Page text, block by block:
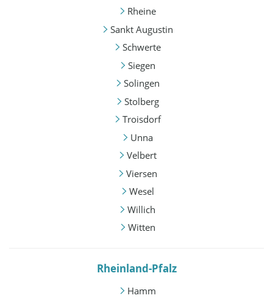
Rheine
Sankt Augustin
Schwerte
Siegen
Solingen
Stolberg
Troisdorf
Unna
Velbert
Viersen
Wesel
Willich
Witten
Rheinland-Pfalz
Hamm